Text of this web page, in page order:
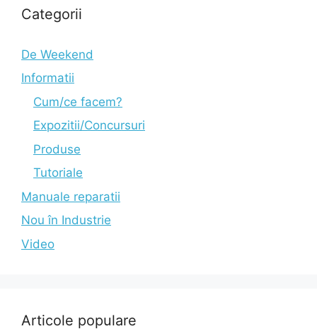
Categorii
De Weekend
Informatii
Cum/ce facem?
Expozitii/Concursuri
Produse
Tutoriale
Manuale reparatii
Nou în Industrie
Video
Articole populare